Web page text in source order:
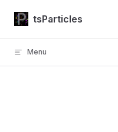
Skip to content
tsParticles
Menu